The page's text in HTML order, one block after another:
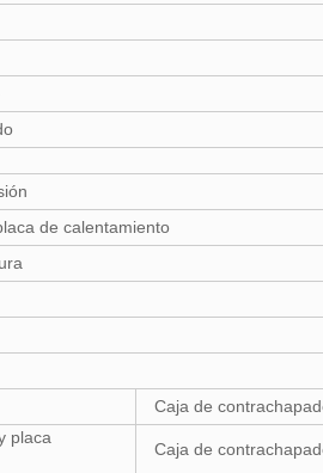
de calentamiento
Caja de
placa
Caja de